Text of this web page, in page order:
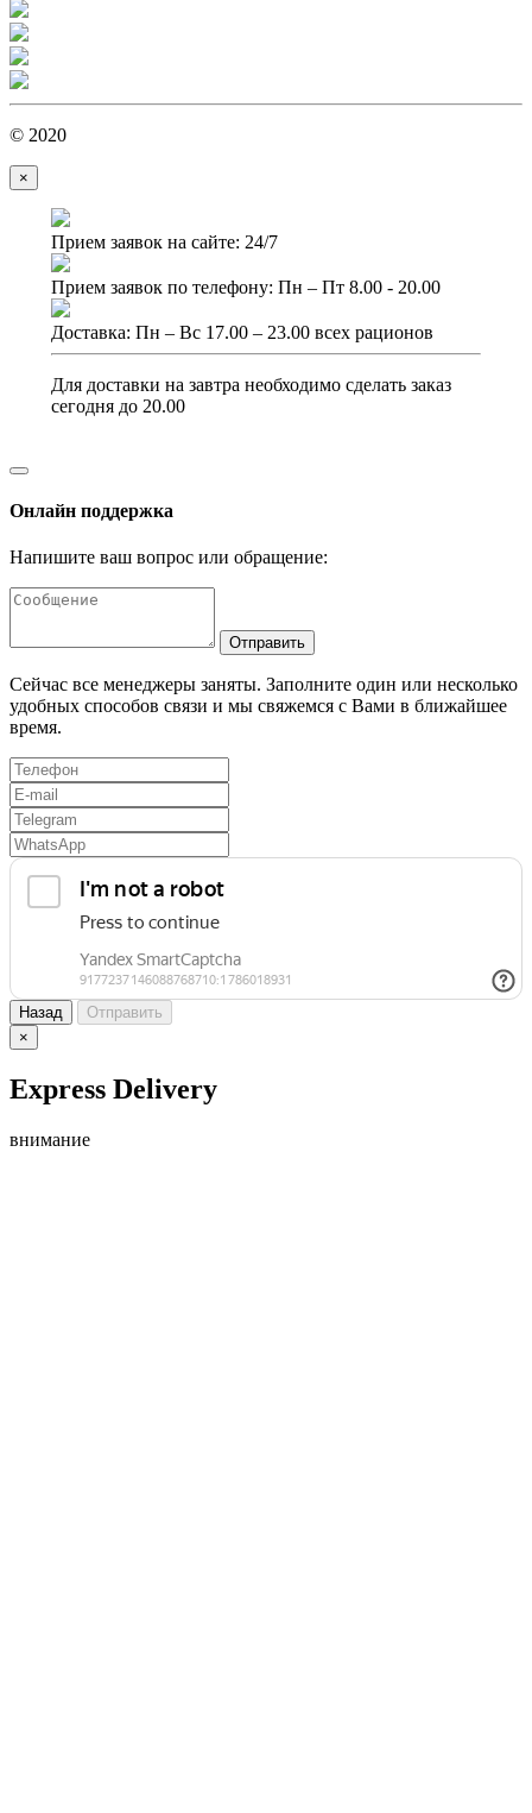
© 2020
×
Прием заявок на сайте: 24/7
Прием заявок по телефону: Пн – Пт 8.00 - 20.00
Доставка: Пн – Вс 17.00 – 23.00 всех рационов
Для доставки на завтра необходимо сделать заказ
сегодня до 20.00
Онлайн поддержка
Напишите ваш вопрос или обращение:
Отправить
Сейчас все менеджеры заняты. Заполните один или несколько
удобных способов связи и мы свяжемся с Вами в ближайшее
время.
Назад
Отправить
×
Express Delivery
внимание